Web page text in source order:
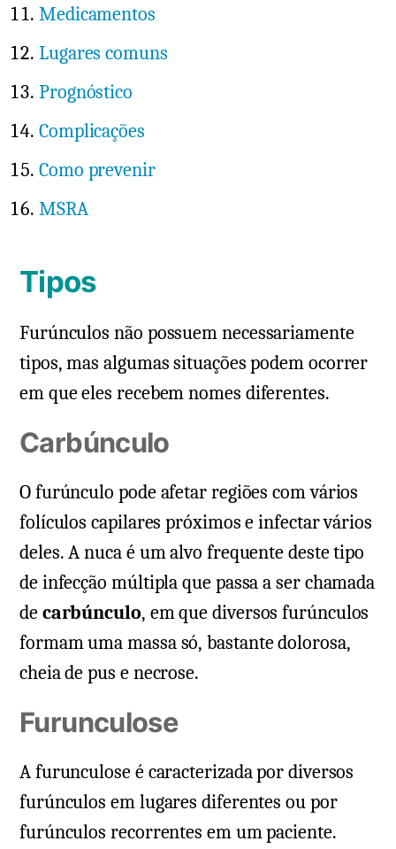
Medicamentos
Lugares comuns
Prognóstico
Complicações
Como prevenir
MSRA
Tipos
Furúnculos não possuem necessariamente
tipos, mas algumas situações podem ocorrer
em que eles recebem nomes diferentes.
Carbúnculo
O furúnculo pode afetar regiões com vários
folículos capilares próximos e infectar vários
deles. A nuca é um alvo frequente deste tipo
de infecção múltipla que passa a ser chamada
decarbúnculo, em que diversos furúnculos
formam uma massa só, bastante dolorosa,
cheia de pus e necrose.
Furunculose
A furunculose é caracterizada por diversos
furúnculos em lugares diferentes ou por
furúnculos recorrentes em um paciente.